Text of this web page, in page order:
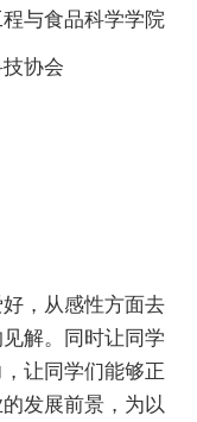
与食品科学学院
协会
，从感性方面去
解。同时让同学
让同学们能够正
发展前景，为以